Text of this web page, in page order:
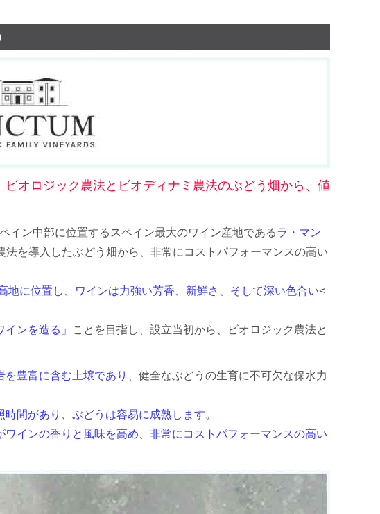
オロジック農法とビオディナミ農法のぶどう畑から、値
イン中部に位置するスペイン最大のワイン産地であるラ・マン
を導入したぶどう畑から、非常にコストパフォーマンスの高い
地に位置し、ワインは力強い芳香、新鮮さ、そして深い色合い<
インを造る」
ことを目指し、設立当初から、ビオロジック農法と
豊富に含む土壌であり、 健全なぶどうの生育に不可欠な保水力
間があり、ぶどうは容易に成熟します。
ワインの香りと風味を高め、非常にコストパフォーマンスの高い